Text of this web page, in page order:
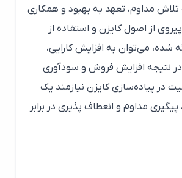
مداوم، تعهد به بهبود و همکاری
از اصول کایزن و استفاده از
می‌توان به افزایش کارایی،
افزایش فروش و سودآوری
پیاده‌سازی کایزن نیازمند یک
مداوم و انعطاف پذیری در برابر